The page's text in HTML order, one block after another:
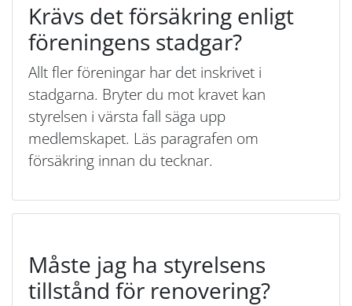
Krävs det försäkring enligt
föreningens stadgar?
Allt fler föreningar har det inskrivet i
stadgarna. Bryter du mot kravet kan
styrelsen i värsta fall säga upp
medlemskapet. Läs paragrafen om
försäkring innan du tecknar.
Måste jag ha styrelsens
tillstånd för renovering?